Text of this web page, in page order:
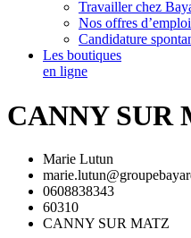
Travailler chez
Nos offres
Candidature
Les boutiques
en ligne
CANNY SUR
Marie Lutun
0608838343
60310
CANNY SUR MATZ